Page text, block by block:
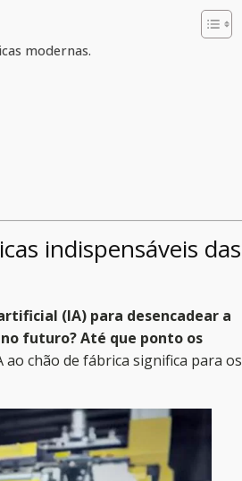
modernas.
indispensáveis ​​das
(IA) para desencadear a
futuro? Até que ponto os
​​ao chão de fábrica significa para os